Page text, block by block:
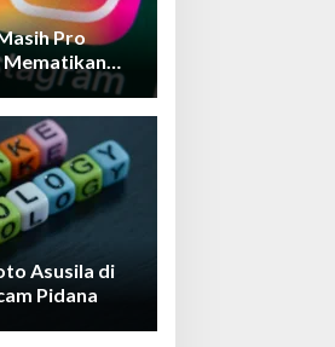
Pro
Asusila di
Pidana